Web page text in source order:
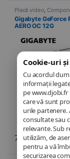
Cookie-uri
Cu acordul
informații
pe
care vă sunt
urile partenere.
consultate sau
relevante. Sub
utilizăm, de
pentru a vă
securizarea
Placă video
PC Informatică
Gigabyte GeForce
AERO OC 12G
766,46€